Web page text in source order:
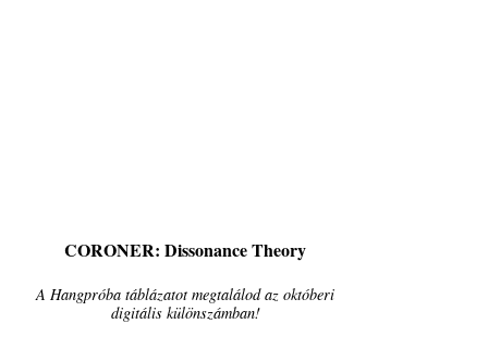
CORONER: Dissonance Theory
A Hangpróba táblázatot megtalálod az októberi
digitális különszámban!